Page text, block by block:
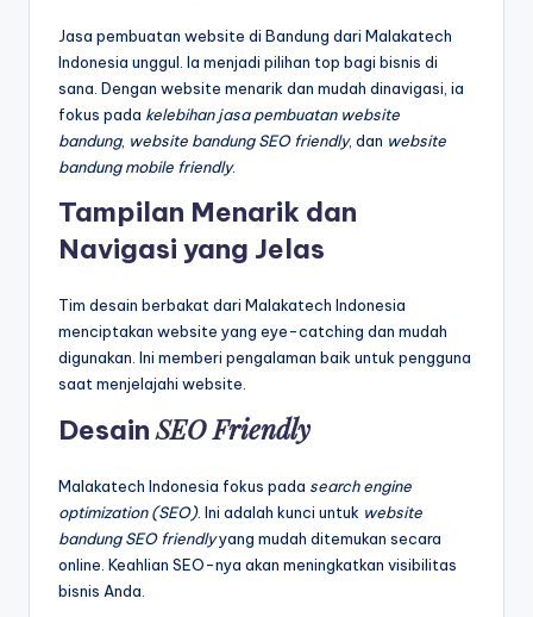
Jasa pembuatan website di Bandung dari Malakatech
Indonesia unggul. Ia menjadi pilihan top bagi bisnis di
sana. Dengan website menarik dan mudah dinavigasi, ia
fokus pada kelebihan jasa pembuatan website
bandung, website bandung SEO friendly, dan website
bandung mobile friendly.
Tampilan Menarik dan
Navigasi yang Jelas
Tim desain berbakat dari Malakatech Indonesia
menciptakan website yang eye-catching dan mudah
digunakan. Ini memberi pengalaman baik untuk pengguna
saat menjelajahi website.
DesainSEO Friendly
Malakatech Indonesia fokus pada search engine
optimization (SEO). Ini adalah kunci untuk website
bandung SEO friendlyyang mudah ditemukan secara
online. Keahlian SEO-nya akan meningkatkan visibilitas
bisnis Anda.